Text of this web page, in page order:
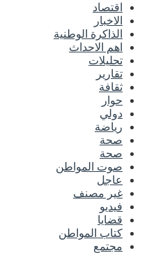
اقتصاد
الاخبار
الذاكرة الوطنية
اهم الاحداث
تحليلات
تقارير
ثقافة
حوار
دولي
رياضة
صحة
صحة
صوت المواطن
عاجل
غير مصنف
فيديو
قضايا
كتاب المواطن
مجتمع